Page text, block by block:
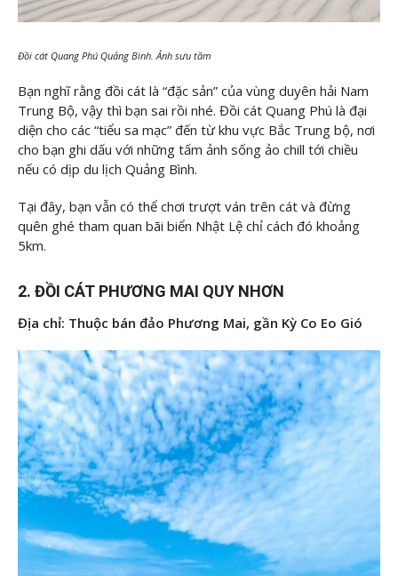
Đồi cát Quang Phú Quảng Bình. Ảnh sưu tầm
Bạn nghĩ rằng đồi cát là “đặc sản” của vùng duyên hải Nam
Trung Bộ, vậy thì bạn sai rồi nhé. Đồi cát Quang Phú là đại
diện cho các “tiểu sa mạc” đến từ khu vực Bắc Trung bộ, nơi
cho bạn ghi dấu với những tấm ảnh sống ảo chill tới chiều
nếu có dịp du lịch Quảng Bình.
Tại đây, bạn vẫn có thể chơi trượt ván trên cát và đừng
quên ghé tham quan bãi biển Nhật Lệ chỉ cách đó khoảng
5km.
2. ĐỒI CÁT PHƯƠNG MAI QUY NHƠN
Địa chỉ: Thuộc bán đảo Phương Mai, gần Kỳ Co Eo Gió